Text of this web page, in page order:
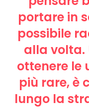
portare in
possibile
alla volta.
ottenere le
più rare, è
lungo la